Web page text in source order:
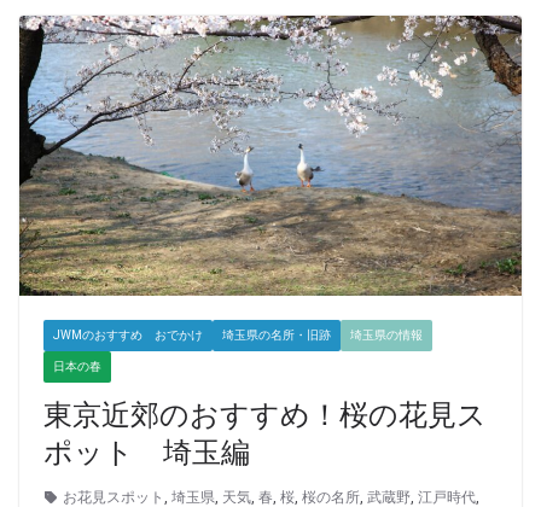
JWMのおすすめ おでかけ 埼玉県の名所・旧跡 埼玉県の情報
日本の春
東京近郊のおすすめ！桜の花見ス
ポット 埼玉編
お花見スポット 埼玉県 天気 春 桜 桜の名所 武蔵野 江戸時代